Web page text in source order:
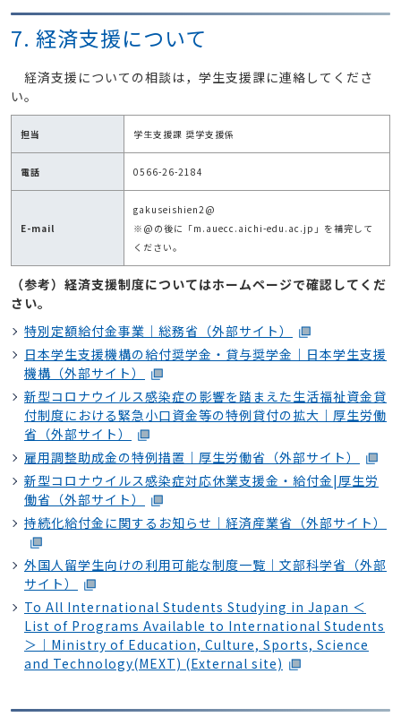
7. 経済支援について
経済支援についての相談は，学生支援課に連絡してくださ
い。
担当 学生支援課 奨学支援係
電話 0566-26-2184
E-mail
gakuseishien2@
※@の後に「m.auecc.aichi-edu.ac.jp」を補完して
ください。
（参考）経済支援制度についてはホームページで確認してくだ
さい。
特別定額給付金事業｜総務省（外部サイト）
日本学生支援機構の給付奨学金・貸与奨学金｜日本学生支援
機構（外部サイト）
新型コロナウイルス感染症の影響を踏まえた生活福祉資金貸
付制度における緊急小口資金等の特例貸付の拡大｜厚生労働
省（外部サイト）
雇用調整助成金の特例措置｜厚生労働省（外部サイト）
新型コロナウイルス感染症対応休業支援金・給付金|厚生労
働省（外部サイト）
持続化給付金に関するお知らせ｜経済産業省（外部サイト）
外国人留学生向けの利用可能な制度一覧｜文部科学省（外部
サイト）
To All International Students Studying in Japan ＜
List of Programs Available to International Students
＞｜Ministry of Education, Culture, Sports, Science
and Technology(MEXT) (External site)